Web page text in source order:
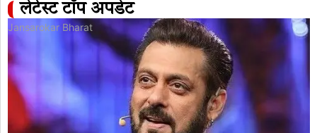
लेटेस्ट टॉप अपडेट
Jansarokar Bharat